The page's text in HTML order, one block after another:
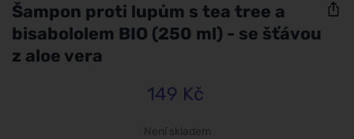
Šampon proti lupům s tea tree a
bisabololem BIO (250 ml) - se šťávou
z aloe vera
149 Kč
Není skladem